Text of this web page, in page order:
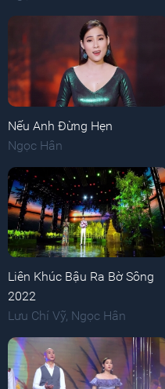
Nếu Anh Đừng Hẹn
Ngọc Hân
Liên Khúc Bậu Ra Bờ Sông
2022
Lưu Chí Vỹ, Ngọc Hân